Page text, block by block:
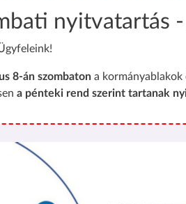
nyitvatartás
8-án szombaton a
a pénteki rend szerint tartanak